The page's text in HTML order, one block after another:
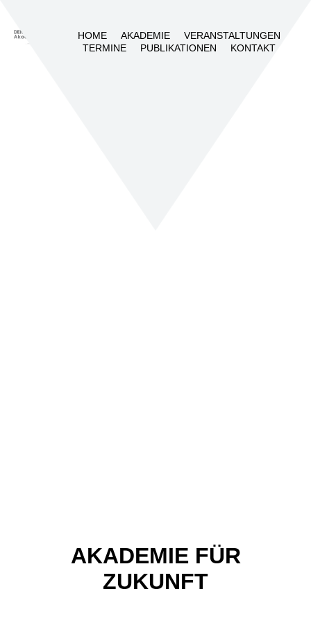
AKADEMIE FÜR
ZUKUNFT
HOME AKADEMIE
VERANSTALTUNGEN
TERMINE
PUBLIKATIONEN KONTAKT